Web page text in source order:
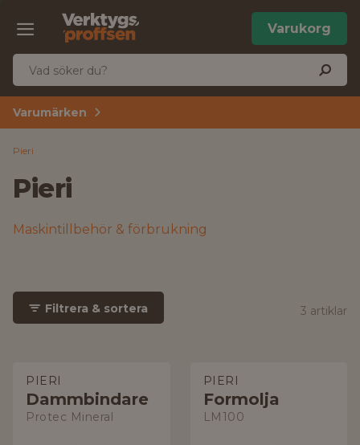
Varukorg
Varumärken
Pieri
Pieri
Maskintillbehör & förbrukning
Filtrera & sortera 3 artiklar
PIERI
Dammbindare
Protec Mineral
PIERI
Formolja
LM100